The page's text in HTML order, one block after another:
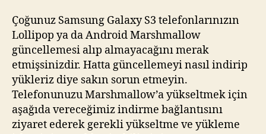
Çoğunuz Samsung Galaxy S3 telefonlarınızın
Lollipop ya da Android Marshmallow
güncellemesi alıp almayacağını merak
etmişsinizdir. Hatta güncellemeyi nasıl indirip
yükleriz diye sakın sorun etmeyin.
Telefonunuzu Marshmallow’a yükseltmek için
aşağıda vereceğimiz indirme bağlantısını
ziyaret ederek gerekli yükseltme ve yükleme